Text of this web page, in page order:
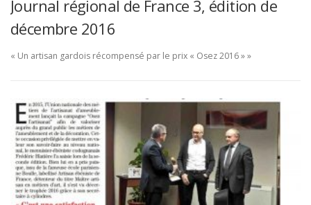
Journal régional de France 3, édition de
décembre 2016
« Un artisan gardois récompensé par le prix « Osez 2016 » »